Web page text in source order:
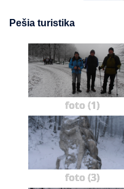
Pešia turistika
foto (1)
foto (3)